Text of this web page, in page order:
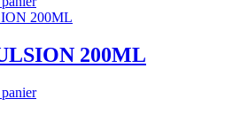
200ML